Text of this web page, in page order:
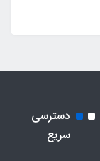
دسترسی
سریع